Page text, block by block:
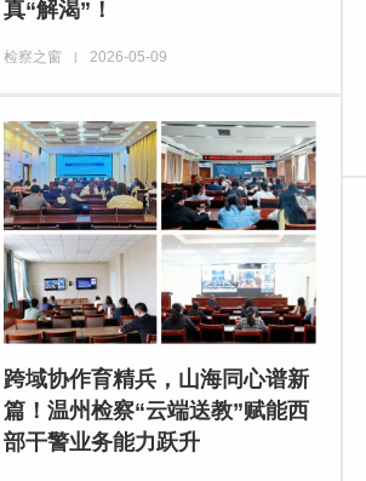
真“解渴”！
检察之窗 2026-05-09
跨域协作育精兵，山海同心谱新
篇！温州检察“云端送教”赋能西
部干警业务能力跃升